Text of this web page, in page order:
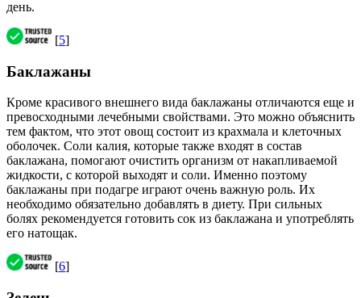
день.
[5]
Баклажаны
Кроме красивого внешнего вида баклажаны отличаются еще и
превосходными лечебными свойствами. Это можно объяснить
тем фактом, что этот овощ состоит из крахмала и клеточных
оболочек. Соли калия, которые также входят в состав
баклажана, помогают очистить организм от накапливаемой
жидкости, с которой выходят и соли. Именно поэтому
баклажаны при подагре играют очень важную роль. Их
необходимо обязательно добавлять в диету. При сильных
болях рекомендуется готовить сок из баклажана и употреблять
его натощак.
[6]